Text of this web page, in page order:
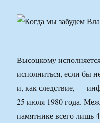
Высоцкому
исполниться, если бы
и, как следствие, —
25 июля 1980 года.
памятнике всего лишь